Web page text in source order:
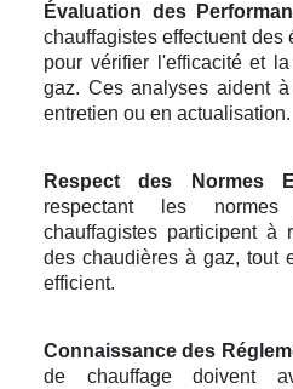
Évaluation des
chauffagistes effectuent
pour vérifier l'efficacité et
gaz. Ces analyses aident
entretien ou en actualisation.
Respect des Normes
respectant les normes
chauffagistes participent à
des chaudières à gaz, tout
efficient.
Connaissance des
de chauffage doivent